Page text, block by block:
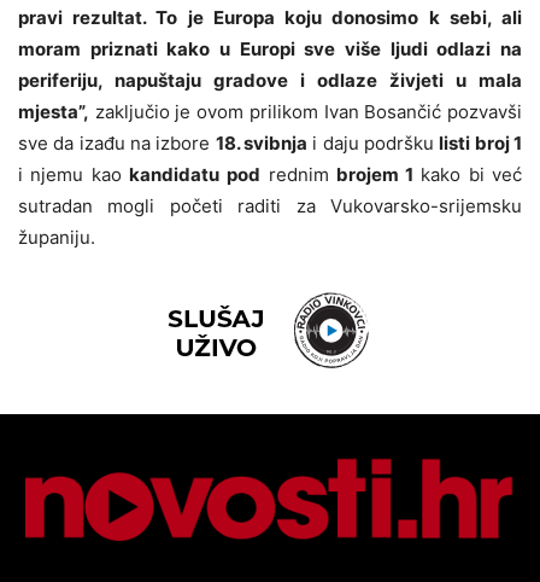
pravi rezultat. To je Europa koju donosimo k sebi, ali
moram priznati kako u Europi sve više ljudi odlazi na
periferiju, napuštaju gradove i odlaze živjeti u mala
mjesta”, zaključio je ovom prilikom Ivan Bosančić pozvavši
sve da izađu na izbore 18. svibnja i daju podrškulisti broj 1
i njemu kao kandidatu pod rednim brojem 1 kako bi već
sutradan mogli početi raditi za Vukovarsko-srijemsku
županiju.